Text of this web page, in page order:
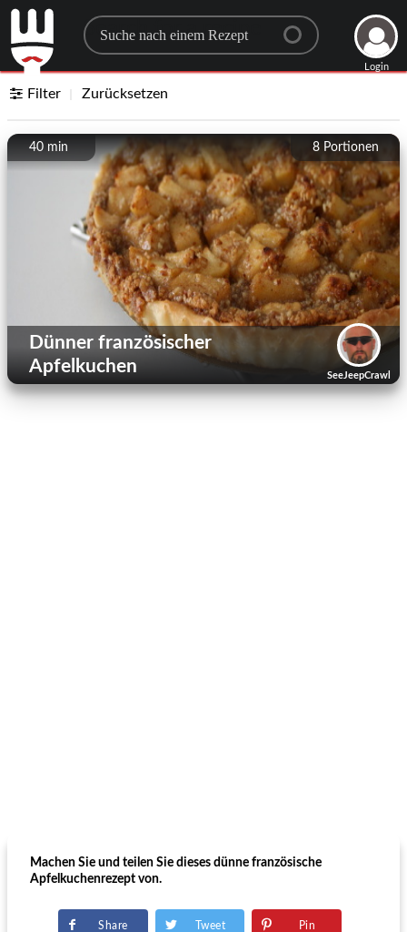
Search for a recipe
Login
Filter Zurücksetzen
8 Portionen
40 min
SeeJeepCrawl
Dünner französischer
Apfelkuchen
Machen Sie und teilen Sie dieses dünne französische
Apfelkuchenrezept von.
Share Tweet Pin